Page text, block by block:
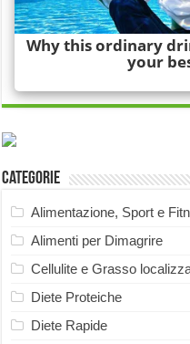
Categorie
Alimentazione, Sport e
Alimenti per Dimagrire
Cellulite e Grasso
Diete Proteiche
Diete Rapide